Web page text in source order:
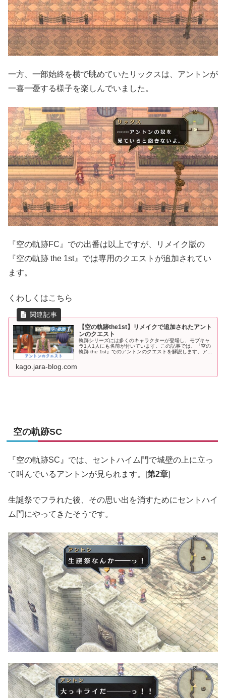
一方、一部始終を横で眺めていたリックスは、アントンが
一喜一憂する様子を楽しんでいました。
『空の軌跡FC』での出番は以上ですが、リメイク版の
『空の軌跡 the 1st』では専用のクエストが追加されてい
ます。
くわしくはこちら
【空の軌跡the1st】リメイクで追加されたアント
ンのクエスト
軌跡シリーズには多くのキャラクターが登場し、モブキャ
ラ1人1人にも名前が付いています。この記事では、『空の
軌跡 the 1st』でのアントンのクエストを解説します。アン
kago.jara-blog.com
空の軌跡SC
『空の軌跡SC』では、セントハイム門で城壁の上に立っ
て叫んでいるアントンが見られます。[第2章]
生誕祭でフラれた後、その思い出を消すためにセントハイ
ム門にやってきたそうです。